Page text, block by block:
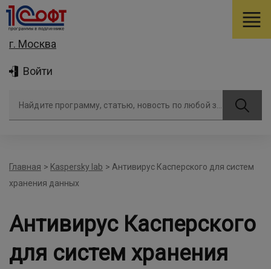
г. Москва
Войти
Главная > Kaspersky lab > Антивирус Касперского для систем
хранения данных
Антивирус Касперского
для систем хранения